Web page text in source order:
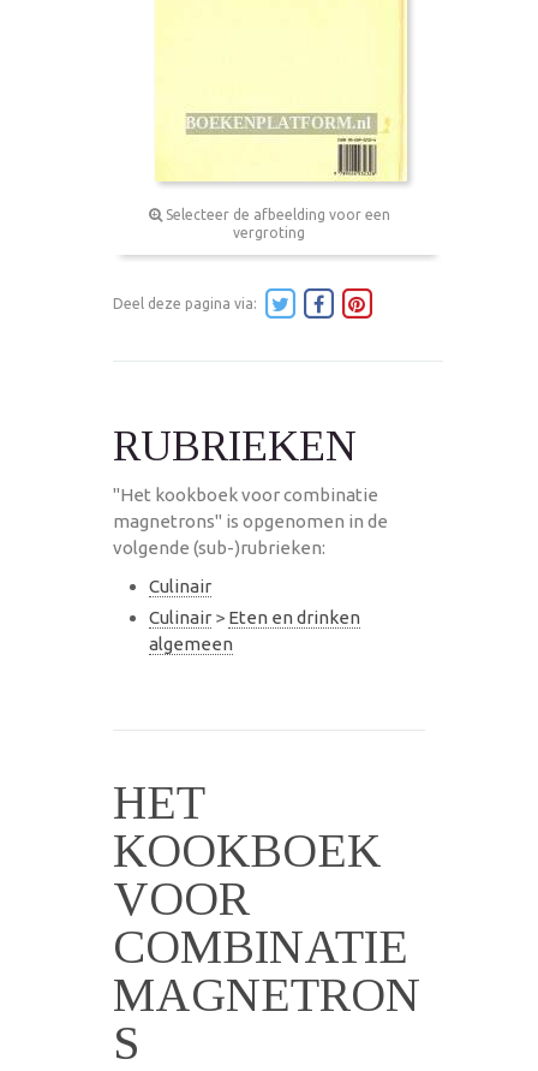
Selecteer de afbeelding voor een
vergroting
Deel deze pagina via:
RUBRIEKEN
"Het kookboek voor combinatie
magnetrons" is opgenomen in de
volgende (sub-)rubrieken:
Culinair
Culinair > Eten en drinken
algemeen
HET
KOOKBOEK
VOOR
COMBINATIE
MAGNETRON
S